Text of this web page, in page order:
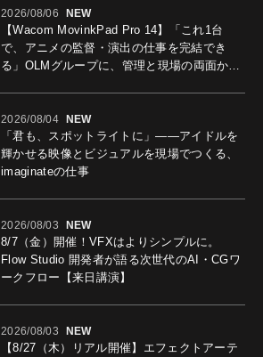
2026/08/06 NEW
【Wacom MovinkPad Pro 14】「これ1台
で、アニメの監督・演出の仕事を完結でき
る」OLMグループに、管理と現場の両面から
2026/08/04 NEW
「君も、スポットライトに」――アイドルを
輝かせる映像とビジュアルを現場でつくる、
imaginateの仕事
2026/08/03 NEW
8/7（金）開催！VFXはよりシンプルに。
Flow Studio 開発者が語る次世代のAI・CGワ
ークフロー【来日講演】
2026/08/03 NEW
【8/27（木）リアル開催】エフェクトアーテ